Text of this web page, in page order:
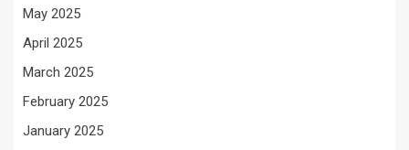
May 2025
April 2025
March 2025
February 2025
January 2025